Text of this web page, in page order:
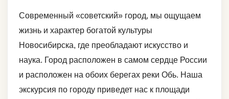
Современный «советский» город, мы ощущаем
жизнь и характер богатой культуры
Новосибирска, где преобладают искусство и
наука. Город расположен в самом сердце России
и расположен на обоих берегах реки Обь. Наша
экскурсия по городу приведет нас к площади